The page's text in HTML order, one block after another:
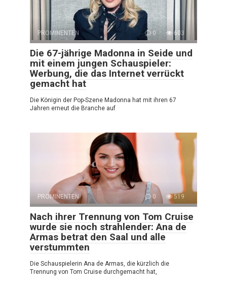
PROMINENTEN 0 603
Die 67-jährige Madonna in Seide und
mit einem jungen Schauspieler:
Werbung, die das Internet verrückt
gemacht hat
Die Königin der Pop-Szene Madonna hat mit ihren 67
Jahren erneut die Branche auf
PROMINENTEN 0 519
Nach ihrer Trennung von Tom Cruise
wurde sie noch strahlender: Ana de
Armas betrat den Saal und alle
verstummten
Die Schauspielerin Ana de Armas, die kürzlich die
Trennung von Tom Cruise durchgemacht hat,